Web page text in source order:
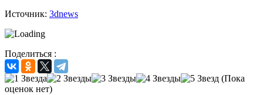
Источник: 3dnews
Поделиться :
(Пока
оценок нет)